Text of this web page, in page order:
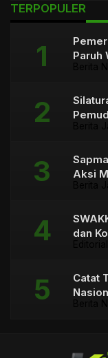
TERPOPULER
Paruh
Aksi
dan
Catat